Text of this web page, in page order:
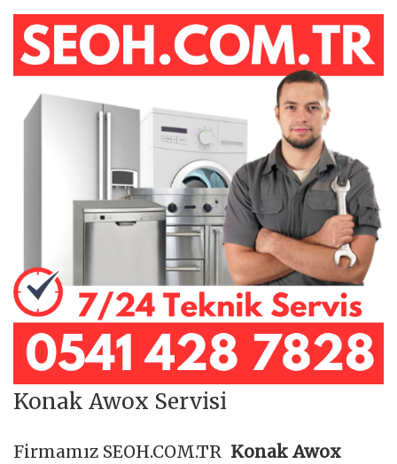
Konak Awox Servisi
Firmamız SEOH.COM.TR Konak Awox